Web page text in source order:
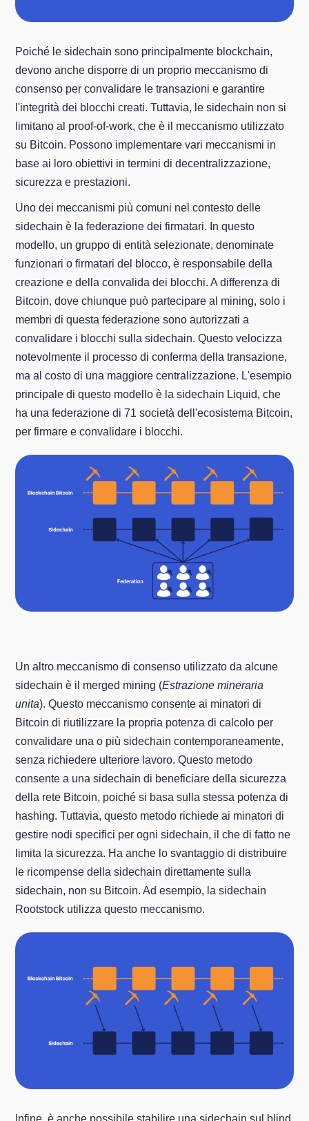
Poiché le sidechain sono principalmente blockchain,
devono anche disporre di un proprio meccanismo di
consenso per convalidare le transazioni e garantire
l'integrità dei blocchi creati. Tuttavia, le sidechain non si
limitano al proof-of-work, che è il meccanismo utilizzato
su Bitcoin. Possono implementare vari meccanismi in
base ai loro obiettivi in termini di decentralizzazione,
sicurezza e prestazioni.
Uno dei meccanismi più comuni nel contesto delle
sidechain è la federazione dei firmatari. In questo
modello, un gruppo di entità selezionate, denominate
funzionari o firmatari del blocco, è responsabile della
creazione e della convalida dei blocchi. A differenza di
Bitcoin, dove chiunque può partecipare al mining, solo i
membri di questa federazione sono autorizzati a
convalidare i blocchi sulla sidechain. Questo velocizza
notevolmente il processo di conferma della transazione,
ma al costo di una maggiore centralizzazione. L'esempio
principale di questo modello è la sidechain Liquid, che
ha una federazione di 71 società dell'ecosistema Bitcoin,
per firmare e convalidare i blocchi.
Un altro meccanismo di consenso utilizzato da alcune
sidechain è il merged mining (Estrazione mineraria
unita). Questo meccanismo consente ai minatori di
Bitcoin di riutilizzare la propria potenza di calcolo per
convalidare una o più sidechain contemporaneamente,
senza richiedere ulteriore lavoro. Questo metodo
consente a una sidechain di beneficiare della sicurezza
della rete Bitcoin, poiché si basa sulla stessa potenza di
hashing. Tuttavia, questo metodo richiede ai minatori di
gestire nodi specifici per ogni sidechain, il che di fatto ne
limita la sicurezza. Ha anche lo svantaggio di distribuire
le ricompense della sidechain direttamente sulla
sidechain, non su Bitcoin. Ad esempio, la sidechain
Rootstock utilizza questo meccanismo.
Infine, è anche possibile stabilire una sidechain sul blind